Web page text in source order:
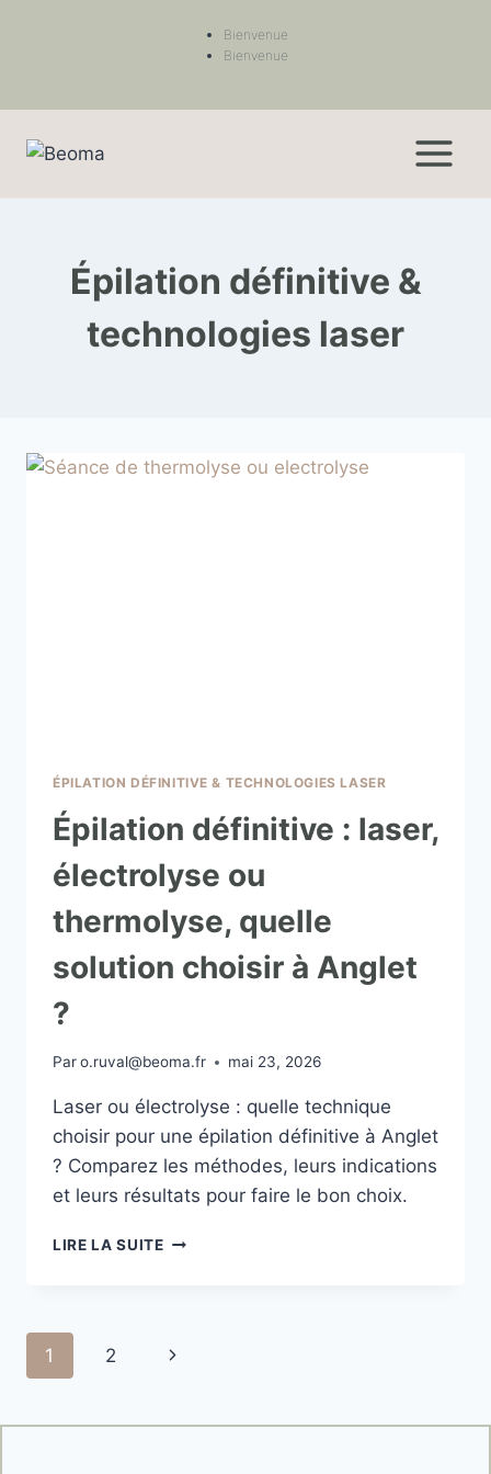
Bienvenue
Bienvenue
Épilation définitive &
technologies laser
ÉPILATION DÉFINITIVE & TECHNOLOGIES LASER
Épilation définitive : laser,
électrolyse ou
thermolyse, quelle
solution choisir à Anglet
?
Paro.ruval@beoma.fr mai 23, 2026
Laser ou électrolyse : quelle technique
choisir pour une épilation définitive à Anglet
? Comparez les méthodes, leurs indications
et leurs résultats pour faire le bon choix.
LIRE LA SUITE
1 2